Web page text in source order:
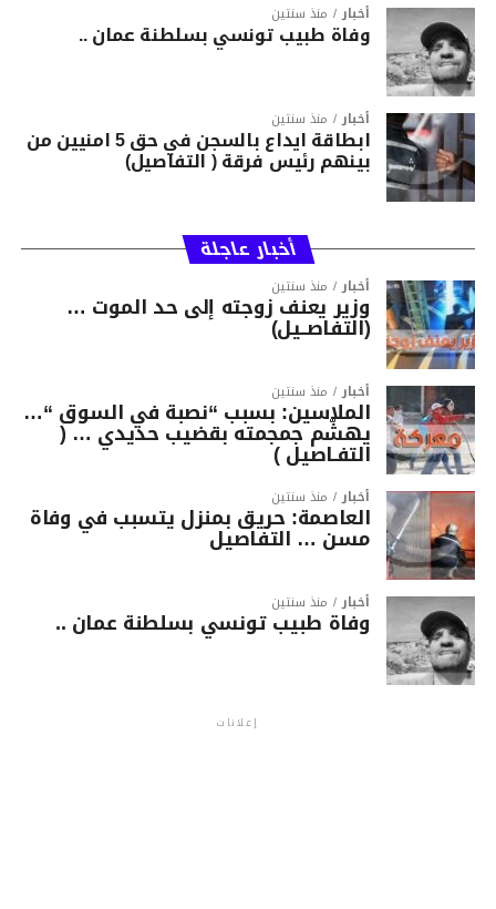
أخبار منذ سنتين
وفاة طبيب تونسي بسلطنة عمان ..
أخبار منذ سنتين
ابطاقة ايداع بالسجن في حق 5 امنيين من
بينهم رئيس فرقة ( التفاصيل)
أخبار عاجلة
أخبار منذ سنتين
وزير يعنف زوجته إلى حد الموت …
(التفاصــيل)
أخبار منذ سنتين
الملاسين: بسبب “نصبة في السوق “…
يهشّم جمجمته بقضيب حديدي … (
التفـاصيل )
أخبار منذ سنتين
العاصمة: حريق بمنزل يتسبب في وفاة
مسن … التفاصيل
أخبار منذ سنتين
وفاة طبيب تونسي بسلطنة عمان ..
إعلانات